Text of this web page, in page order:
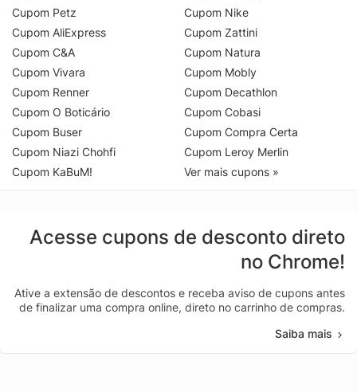
Cupom Petz
Cupom AliExpress
Cupom C&A
Cupom Vivara
Cupom Renner
Cupom O Boticário
Cupom Buser
Cupom Niazi Chohfi
Cupom KaBuM!
Cupom Nike
Cupom Zattini
Cupom Natura
Cupom Mobly
Cupom Decathlon
Cupom Cobasi
Cupom Compra Certa
Cupom Leroy Merlin
Ver mais cupons »
Acesse cupons de desconto direto
no Chrome!
Ative a extensão de descontos e receba aviso de cupons antes
de finalizar uma compra online, direto no carrinho de compras.
Saiba mais